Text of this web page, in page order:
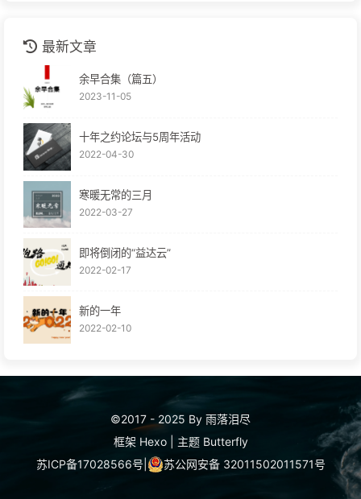
最新文章
余早合集（篇五）
2023-11-05
十年之约论坛与5周年活动
2022-04-30
寒暖无常的三月
2022-03-27
即将倒闭的“益达云”
2022-02-17
新的一年
2022-02-10
©2017 - 2025 By 雨落泪尽
框架 Hexo 主题 Butterfly
苏ICP备17028566号
苏公网安备 32011502011571号